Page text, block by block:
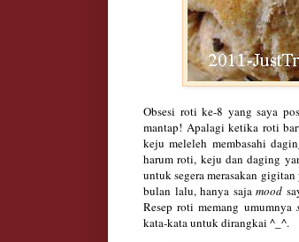
Obsesi roti ke-8 yang saya
mantap! Apalagi ketika roti
keju meleleh membasahi
harum roti, keju dan daging
untuk segera merasakan
bulan lalu, hanya saja mood
Resep roti memang umumnya
kata-kata untuk dirangkai ^_^.